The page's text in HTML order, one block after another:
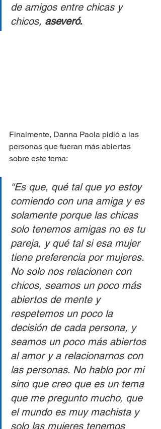
de amigos entre chicas y
chicos, aseveró.
Finalmente, Danna Paola pidió a las
personas que fueran más abiertas
sobre este tema:
“Es que, qué tal que yo estoy
comiendo con una amiga y es
solamente porque las chicas
solo tenemos amigas no es tu
pareja, y qué tal si esa mujer
tiene preferencia por mujeres.
No solo nos relacionen con
chicos, seamos un poco más
abiertos de mente y
respetemos un poco la
decisión de cada persona, y
seamos un poco más abiertos
al amor y a relacionarnos con
las personas. No hablo por mi
sino que creo que es un tema
que me pregunto mucho, que
el mundo es muy machista y
solo las mujeres tenemos